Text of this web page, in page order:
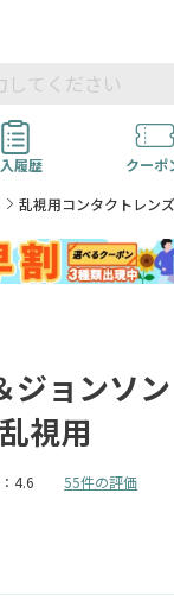
履歴
クーポ
乱視用コンタクトレンズ
ジョンソ
視用
4.6 55件の評価